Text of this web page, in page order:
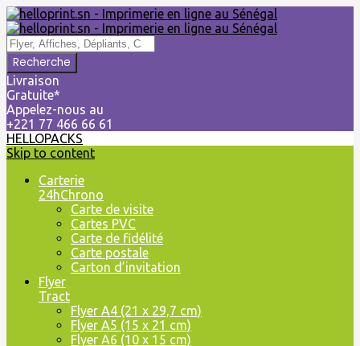
Livraison
Gratuite*
Appelez-nous au
+221 77 466 66 61
HELLOPACKS
Skip to content
Carterie
24hChrono
Carte de visite
Cartes PVC
Carte de fidélité
Carte postale
Carton d’invitation
Flyer
Tract
Flyer A4 (21 x 29,7 cm)
Flyer A5 (15 x 21 cm)
Flyer A6 (10 x 15 cm)